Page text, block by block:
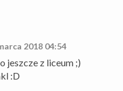
2018 04:54
jeszcze z liceum ;)
:D